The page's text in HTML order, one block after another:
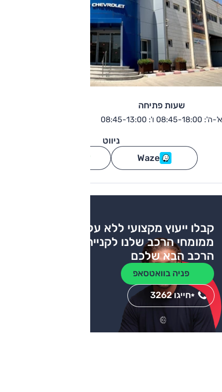
שעות פתיחה
א'-ה': 08:45-18:00 ו': 08:45-13:00
ניווט
Waze
קבלו ייעוץ מקצועי ללא עלות
ממומחי הרכב שלנו לקניית
הרכב הבא שלכם
פניה בוואטסאפ
חייגו 3262*